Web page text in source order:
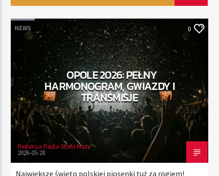
TYTUŁ
ARTYSTA
TERAZ
RADIO STREFA MUZY
00:00 24:00
Radio Strefa Muzy
NEWS 0
OPOLE 2026: PEŁNY
HARMONOGRAM, GWIAZDY I
TRANSMISJE
Redakcja Radia Strefa Muzy
2026-05-28
Największe święto polskiej piosenki tuż za rogiem!